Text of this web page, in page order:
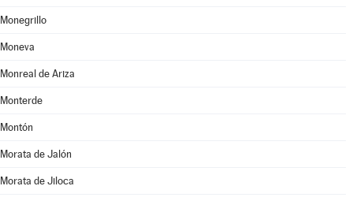
Monegrillo
Moneva
Monreal de Ariza
Monterde
Montón
Morata de Jalón
Morata de Jiloca